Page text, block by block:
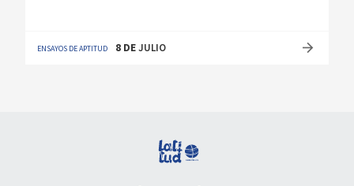
ENSAYOS DE APTITUD 8 DEJULIO